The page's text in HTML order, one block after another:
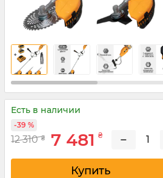
Есть в наличии
12 310 ₴ 7 481 ₴
-39 %
−
Купить